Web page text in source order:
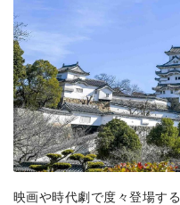
映画や時代劇で度々登場す